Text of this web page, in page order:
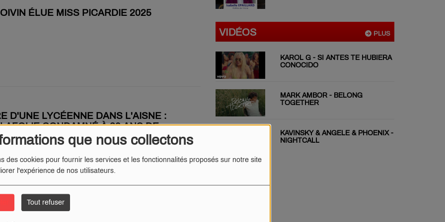
que nous collectons
des cookies pour fournir les services et les fonctionnalités proposés sur notre site
l'expérience de nos utilisateurs.
Tout refuser
ÉLUE MISS PICARDIE 2025
D'UNE LYCÉENNE DANS L'AISNE :
CONDAMNÉ À 30 ANS DE
PLUS
VIDÉOS
KAROL G - SI ANTES TE HUBIERA
CONOCIDO
MARK AMBOR - BELONG
TOGETHER
KAVINSKY & ANGELE & PHOENIX -
NIGHTCALL